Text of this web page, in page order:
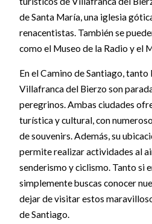
de Santa María, una iglesia
renacentistas. También se
como el Museo de la Radio y el
En el Camino de Santiago,
Villafranca del Bierzo son
peregrinos. Ambas ciudades
turística y cultural, con
de souvenirs. Además, su
permite realizar actividades al
senderismo y ciclismo. Tanto si
simplemente buscas conocer
dejar de visitar estos
de Santiago.